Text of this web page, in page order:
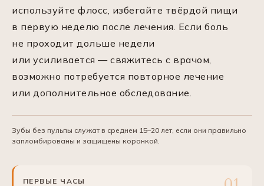
используйте флосс, избегайте твёрдой пищи
в первую неделю после лечения. Если боль
не проходит дольше недели
или усиливается — свяжитесь с врачом,
возможно потребуется повторное лечение
или дополнительное обследование.
Зубы без пульпы служат в среднем 15–20 лет, если они правильно
запломбированы и защищены коронкой.
ПЕРВЫЕ ЧАСЫ